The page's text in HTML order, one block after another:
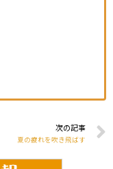
次の記事
夏の疲れを吹き飛ばす